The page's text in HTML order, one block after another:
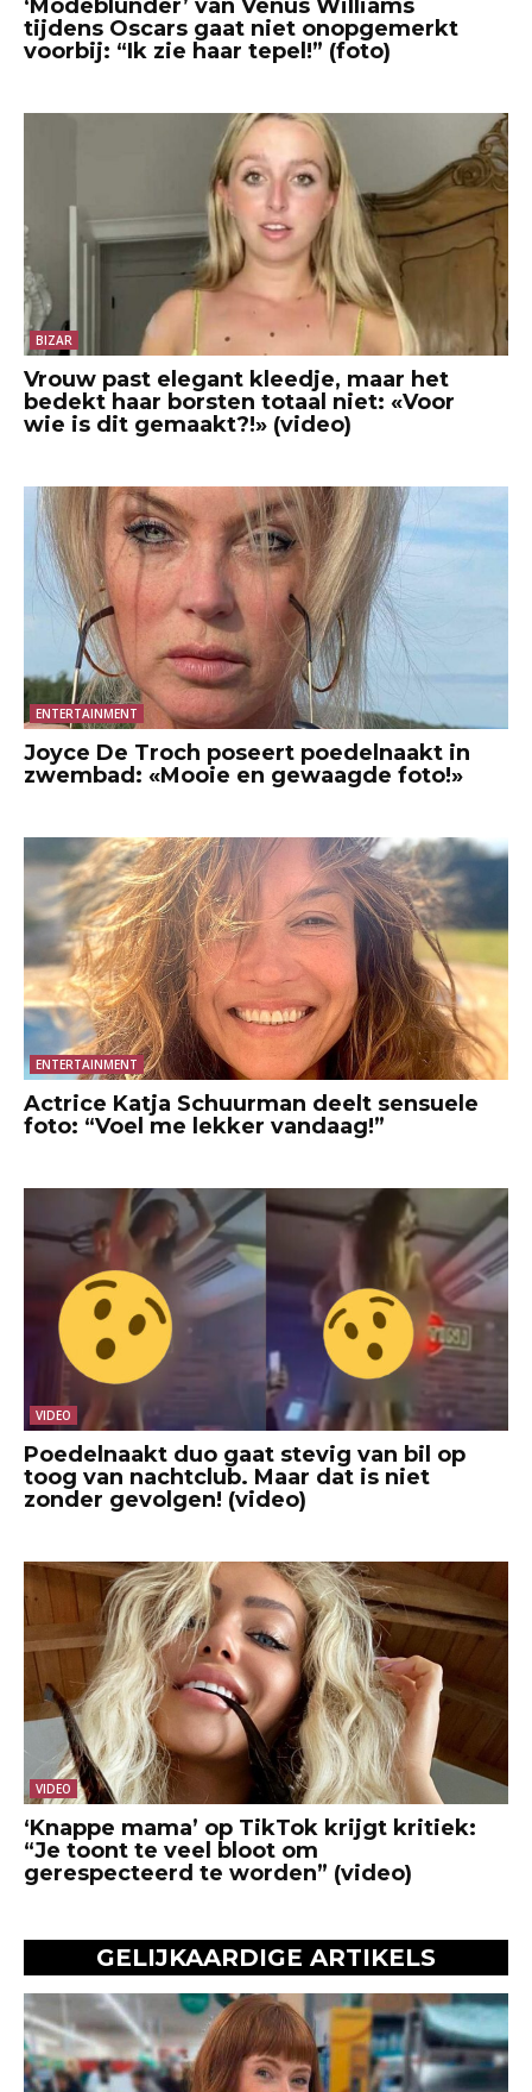
‘Modeblunder’ van Venus Williams
tijdens Oscars gaat niet onopgemerkt
voorbij: “Ik zie haar tepel!” (foto)
BIZAR
Vrouw past elegant kleedje, maar het
bedekt haar borsten totaal niet: «Voor
wie is dit gemaakt?!» (video)
ENTERTAINMENT
Joyce De Troch poseert poedelnaakt in
zwembad: «Mooie en gewaagde foto!»
ENTERTAINMENT
Actrice Katja Schuurman deelt sensuele
foto: “Voel me lekker vandaag!”
VIDEO
Poedelnaakt duo gaat stevig van bil op
toog van nachtclub. Maar dat is niet
zonder gevolgen! (video)
VIDEO
‘Knappe mama’ op TikTok krijgt kritiek:
“Je toont te veel bloot om
gerespecteerd te worden” (video)
GELIJKAARDIGE ARTIKELS